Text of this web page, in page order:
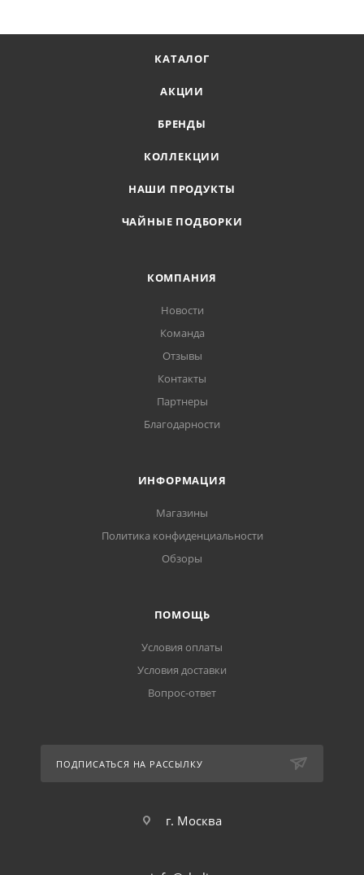
КАТАЛОГ
АКЦИИ
БРЕНДЫ
КОЛЛЕКЦИИ
НАШИ ПРОДУКТЫ
ЧАЙНЫЕ ПОДБОРКИ
КОМПАНИЯ
Новости
Команда
Отзывы
Контакты
Партнеры
Благодарности
ИНФОРМАЦИЯ
Магазины
Политика конфиденциальности
Обзоры
ПОМОЩЬ
Условия оплаты
Условия доставки
Вопрос-ответ
ПОДПИСАТЬСЯ НА РАССЫЛКУ
г. Москва